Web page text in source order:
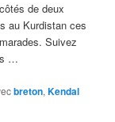
de deux
au Kurdistan ces
Suivez
…
breton,Kendal